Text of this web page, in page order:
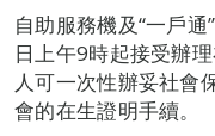
自助服務機及“一戶
日上午9時起接受辦
人可一次性辦妥社會
會的在生證明手續。